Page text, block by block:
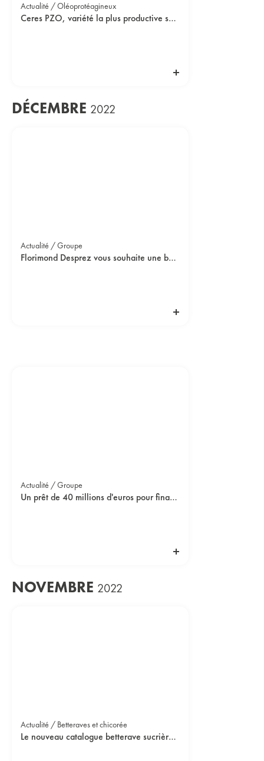
Actualité / Oléoprotéagineux
Ceres PZO, variété la plus productive sur le créneau des 000 début de groupe
DÉCEMBRE 2022
Actualité / Groupe
Florimond Desprez vous souhaite une bonne année 2023 !
Actualité / Groupe
Un prêt de 40 millions d'euros pour financer nos recherches !
NOVEMBRE 2022
Actualité / Betteraves et chicorée
Le nouveau catalogue betterave sucrière est disponible !